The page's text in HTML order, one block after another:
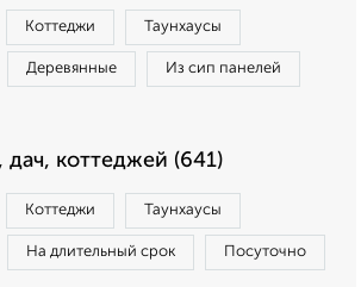
Коттеджи Таунхаусы
Деревянные Из сип панелей
коттеджей (641)
Коттеджи Таунхаусы
На длительный срок Посуточно